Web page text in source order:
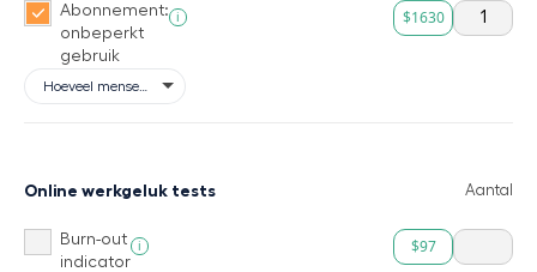
Abonnement:
onbeperkt
gebruik
i $1630
Online werkgeluk tests Aantal
Burn-out
indicator
i $97